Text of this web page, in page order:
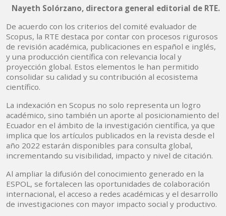
Nayeth Solórzano, directora general editorial de RTE.
De acuerdo con los criterios del comité evaluador de
Scopus, la RTE destaca por contar con procesos rigurosos
de revisión académica, publicaciones en español e inglés,
y una producción científica con relevancia local y
proyección global. Estos elementos le han permitido
consolidar su calidad y su contribución al ecosistema
científico.
La indexación en Scopus no solo representa un logro
académico, sino también un aporte al posicionamiento del
Ecuador en el ámbito de la investigación científica, ya que
implica que los artículos publicados en la revista desde el
año 2022 estarán disponibles para consulta global,
incrementando su visibilidad, impacto y nivel de citación.
Al ampliar la difusión del conocimiento generado en la
ESPOL, se fortalecen las oportunidades de colaboración
internacional, el acceso a redes académicas y el desarrollo
de investigaciones con mayor impacto social y productivo.